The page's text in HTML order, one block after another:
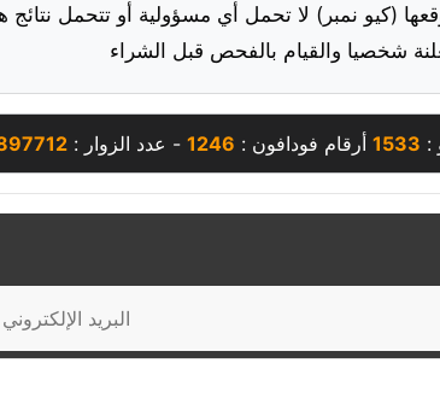
(كيو نمبر) لا تحمل أي مسؤولية أو تتحمل نتائج
:
1533 أرقام فودافون : 1246 - عدد الزوار :